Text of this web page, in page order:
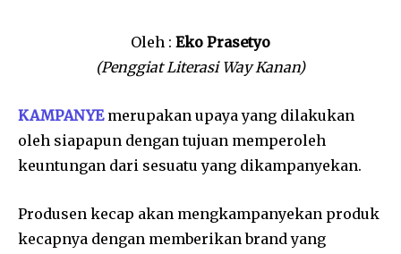
Oleh : Eko Prasetyo
(Penggiat Literasi Way Kanan)
KAMPANYEmerupakan upaya yang dilakukan
oleh siapapun dengan tujuan memperoleh
keuntungan dari sesuatu yang dikampanyekan.
Produsen kecap akan mengkampanyekan produk
kecapnya dengan memberikan brand yang